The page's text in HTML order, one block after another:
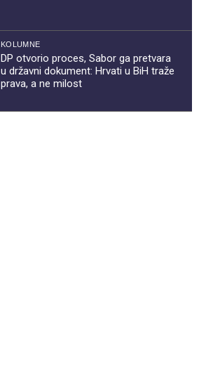
KOLUMNE
DP otvorio proces, Sabor ga pretvara
u državni dokument: Hrvati u BiH traže
prava, a ne milost